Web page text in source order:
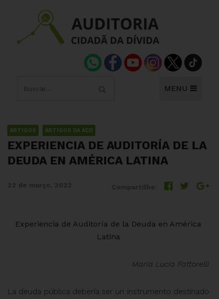
MENU
ARTIGOS ARTIGOS DA ACD
EXPERIENCIA DE AUDITORÍA DE LA
DEUDA EN AMÉRICA LATINA
Experiencia de Auditoría de la Deuda en América
Latina
Maria Lucia Fattorelli
La deuda pública debería ser un instrumento destinado